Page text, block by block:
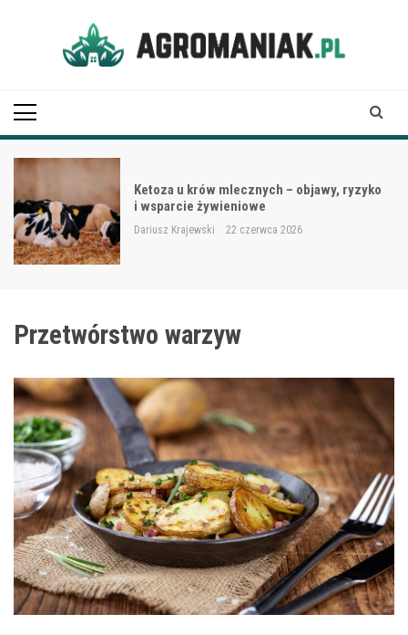
Ketoza u krów mlecznych – objawy, ryzyko
i wsparcie żywieniowe
Dariusz Krajewski 22 czerwca 2026
Przetwórstwo warzyw